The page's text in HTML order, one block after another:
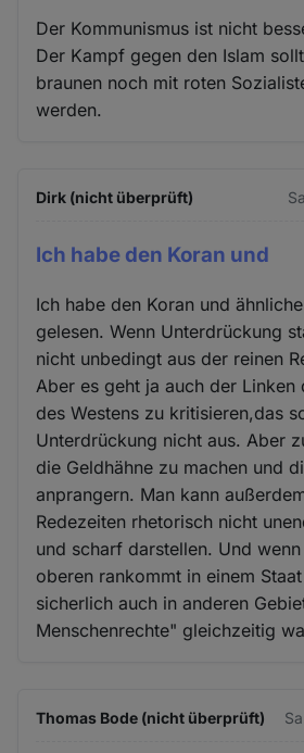
Der Kommunismus ist nicht
Der Kampf gegen den Islam
braunen noch mit roten
werden.
Dirk (nicht überprüft)
Ich habe den Koran und
Ich habe den Koran und
gelesen. Wenn Unterdrückung
nicht unbedingt aus der reinen
Aber es geht ja auch der Linken
des Westens zu kritisieren,das
Unterdrückung nicht aus. Aber
die Geldhähne zu machen und
anprangern. Man kann
Redezeiten rhetorisch nicht
und scharf darstellen. Und
oberen rankommt in einem
sicherlich auch in anderen
Menschenrechte" gleichzeitig
Thomas Bode (nicht überprüft)